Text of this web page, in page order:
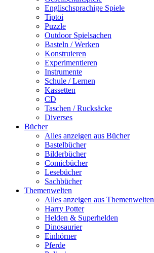
Englischsprachige Spiele
Tiptoi
Puzzle
Outdoor Spielsachen
Basteln / Werken
Konstruieren
Experimentieren
Instrumente
Schule / Lernen
Kassetten
CD
Taschen / Rucksäcke
Diverses
Bücher
Alles anzeigen aus Bücher
Bastelbücher
Bilderbücher
Comicbücher
Lesebücher
Sachbücher
Themenwelten
Alles anzeigen aus Themenwelten
Harry Potter
Helden & Superhelden
Dinosaurier
Einhörner
Pferde